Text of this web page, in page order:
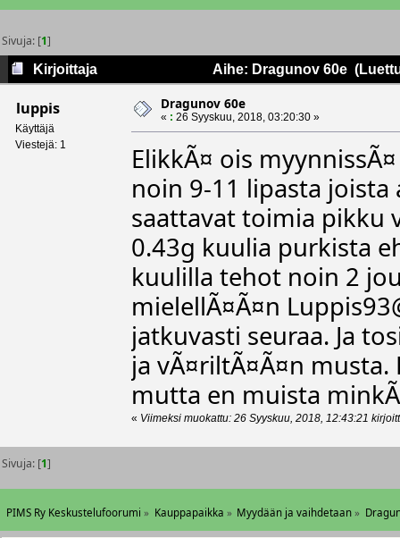
Sivuja: [1]
Kirjoittaja Aihe: Dragunov 60e
luppis
Käyttäjä
Viestejä: 1
Dragunov 60e
« : 26 Syyskuu, 2018, 03:20:30 »
ElikkÃ¤ ois
noin 9-11 lipasta
saattavat toimia pikku
0.43g kuulia purkista
kuulilla tehot noin 2
mielellÃ¤Ã¤n
jatkuvasti seuraa. Ja
ja vÃ¤riltÃ¤Ã¤n
mutta en muista
« Viimeksi muokattu: 26 Syyskuu, 2018, 12:43:21
Sivuja: [1]
PIMS Ry Keskustelufoorumi » Kauppapaikka » Myydään ja vaihdetaan »